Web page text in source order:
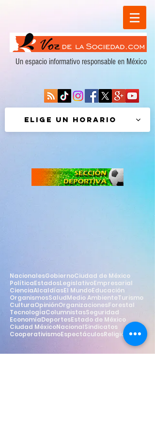
Un espacio informativo responsable en México
Elige un horario
NacionalesGobiernoCiudad de México
PolíticaEstadosLegislativoEmpresarial
CienciaAlcaldíasEl MundoEducación
OrganismosSaludMedio AmbienteTurismo
CulturaOpiniónOrganizacionesForestal
TecnologíaColumnistasSeguridad
EconomíaDeportesEstado de México
Ciudad MéxicoNacionalSindicatos
CooperativismoEspectáculosReligión Estilo